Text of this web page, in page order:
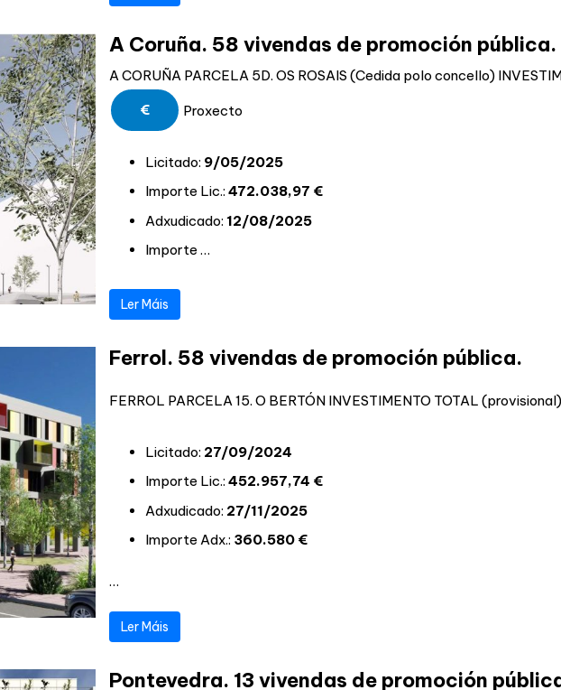
A Coruña. 58 vivendas de promoción pública.
A CORUÑA PARCELA 5D. OS ROSAIS (Cedida polo concello)
€ Proxecto
Licitado: 9/05/2025
Importe Lic.: 472.038,97 €
Adxudicado: 12/08/2025
Importe …
Ler Máis
Ferrol. 58 vivendas de promoción pública.
FERROL PARCELA 15. O BERTÓN INVESTIMENTO TOTAL
Licitado: 27/09/2024
Importe Lic.: 452.957,74 €
Adxudicado: 27/11/2025
Importe Adx.: 360.580 €
…
Ler Máis
Pontevedra. 13 vivendas de promoción